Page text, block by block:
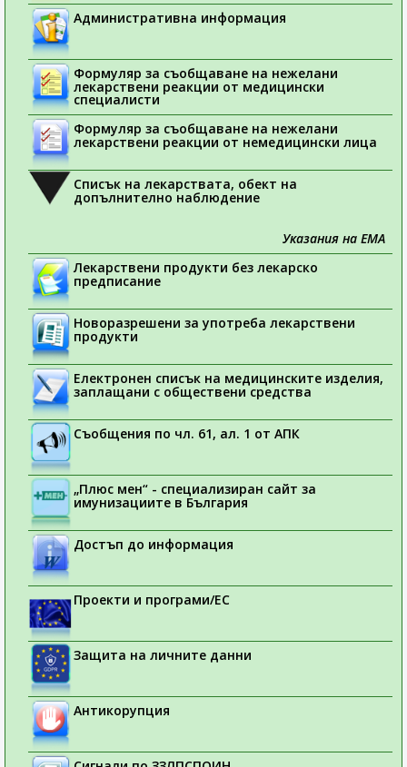
Административна информация
Формуляр за съобщаване на нежелани
лекарствени реакции от медицински
специалисти
Формуляр за съобщаване на нежелани
лекарствени реакции от немедицински лица
Списък на лекарствата, обект на
допълнително наблюдение
Указания на ЕМА
Лекарствени продукти без лекарско
предписание
Новоразрешени за употреба лекарствени
продукти
Електронен списък на медицинските изделия,
заплащани с обществени средства
Съобщения по чл. 61, ал. 1 от АПК
„Плюс мен“ - специализиран сайт за
имунизациите в България
Достъп до информация
Проекти и програми/ЕС
Защита на личните данни
Антикорупция